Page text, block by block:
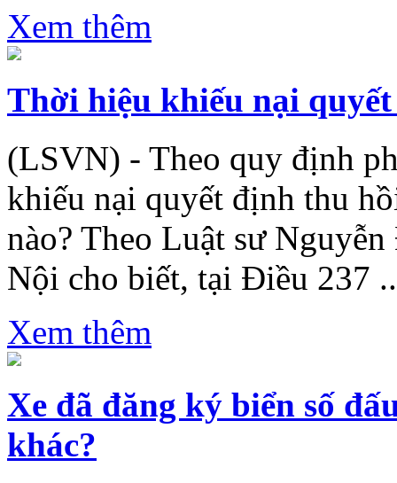
Xem thêm
Thời hiệu khiếu nại
(LSVN) - Theo quy định
khiếu nại quyết định thu
nào? Theo Luật sư
Nội cho biết, tại Điều 237
Xem thêm
Xe đã đăng ký biển số
khác?